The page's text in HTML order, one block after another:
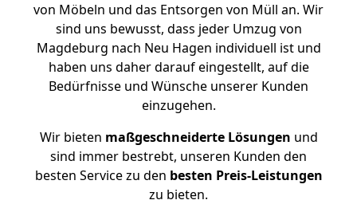
von Möbeln und das Entsorgen von Müll an. Wir
sind uns bewusst, dass jeder Umzug von
Magdeburg nach Neu Hagen individuell ist und
haben uns daher darauf eingestellt, auf die
Bedürfnisse und Wünsche unserer Kunden
einzugehen.
Wir bieten maßgeschneiderte Lösungen und
sind immer bestrebt, unseren Kunden den
besten Service zu den besten Preis-Leistungen
zu bieten.